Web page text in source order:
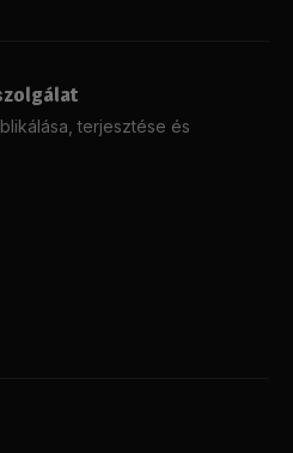
terjesztése és